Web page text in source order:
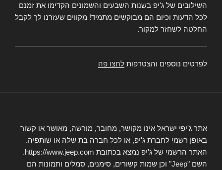
השילובים של ג'יפ בשנות השבעים והשמונים הקדימו את זמנם
לכל הדעות וכיום הם מבוקשים מתמיד! מקווים שעזרנו לך לקבל
החלטה לשחזר למקור.
לפרטים נוספים והצטרפות לחצו פה
אתר ג'יפי ישראל אינו מקושר, מחובר, מורשה, מאושר או קשור
באופן רשמי לחברת ג'יפ, או לכל חברה בת שלה או שותפיה.
האתר הרשמי של ג'יפ נמצא בכתובת https://www.jeep.com.
השם "Jeep" וכן שמות קשורים, סימנים, סמלים ותמונות הם